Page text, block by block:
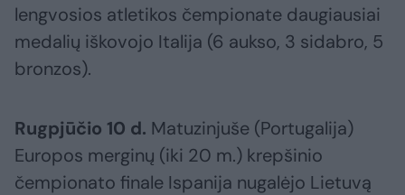
lengvosios atletikos čempionate daugiausiai
medalių iškovojo Italija (6 aukso, 3 sidabro, 5
bronzos).
Rugpjūčio 10 d. Matuzinjuše (Portugalija)
Europos merginų (iki 20 m.) krepšinio
čempionato finale Ispanija nugalėjo Lietuvą